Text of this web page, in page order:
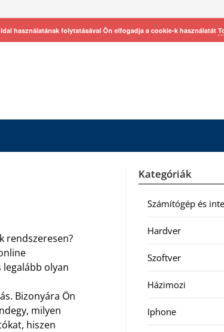
rendszeresen?
olyan
Bizonyára Ön
milyen
hiszen
Kategóriák
Számítógép és
Hardver
Szoftver
Házimozi
Iphone
használatának folytatásával Ön elfogadja a cookie-k használatát